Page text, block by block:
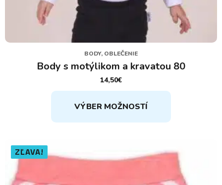
BODY, OBLEČENIE
Body s motýlikom a kravatou 80
14,50€
VÝBER MOŽNOSTÍ
Tento
produkt
má
Možnosti
ZĽAVA!